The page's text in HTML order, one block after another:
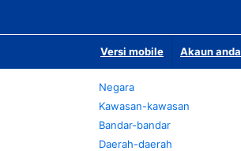
Versi mobile Akaun anda
Negara
Kawasan-kawasan
Bandar-bandar
Daerah-daerah